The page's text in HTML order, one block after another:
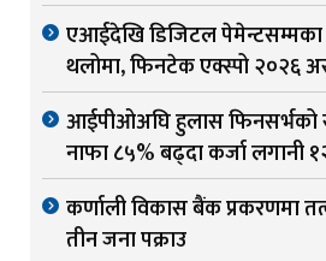
एआईदेखि डिजिटल पेमेन्टसम्मका
थलोमा, फिनटेक एक्स्पो २०२६
आईपीओअघि हुलास फिनसर्भको
नाफा ८५% बढ्दा कर्जा लगानी
कर्णाली विकास बैंक प्रकरणमा
तीन जना पक्राउ